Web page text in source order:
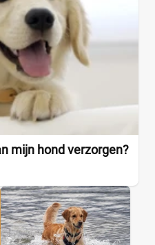
mijn hond verzorgen?